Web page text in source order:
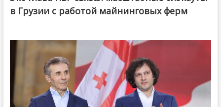
в Грузии с работой майнинговых ферм